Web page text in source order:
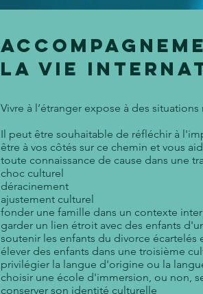
LA vie
Vivre à l’étranger expose à des
Il peut être souhaitable de réfléchir à
être à vos côtés sur ce chemin et vous
toute connaissance de cause dans une
choc culturel
déracinement
ajustement culturel
fonder une famille dans un contexte
garder un lien étroit avec des enfants
soutenir les enfants du divorce écartelés
élever des enfants dans une troisième
privilégier la langue d'origine ou la
choisir une école d'immersion, ou non,
conserver son identité culturelle